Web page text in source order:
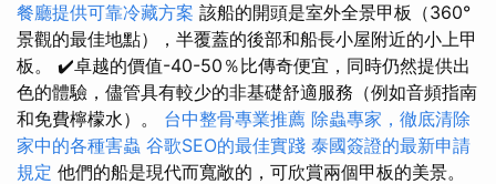
餐廳提供可靠冷藏方案 該船的開頭是室外全景甲板（360°
景觀的最佳地點），半覆蓋的後部和船長小屋附近的小上甲
板。 ✔️卓越的價值-40-50％比傳奇便宜，同時仍然提供出
色的體驗，儘管具有較少的非基礎舒適服務（例如音頻指南
和免費檸檬水）。 台中整骨專業推薦 除蟲專家，徹底清除
家中的各種害蟲 谷歌SEO的最佳實踐 泰國簽證的最新申請
規定 他們的船是現代而寬敞的，可欣賞兩個甲板的美景。